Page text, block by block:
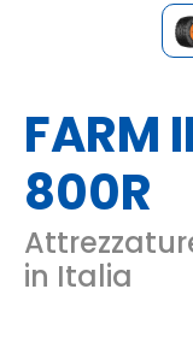
FARM
800R
in Italia